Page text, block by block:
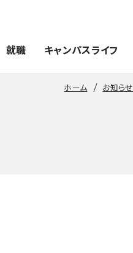
就職 キャンパスライフ
ホーム お知らせ